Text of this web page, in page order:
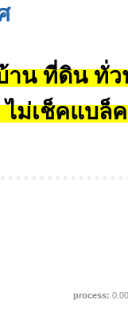
น ที่ดิน ทั่ว
ไม่เช็คแบล็
process: